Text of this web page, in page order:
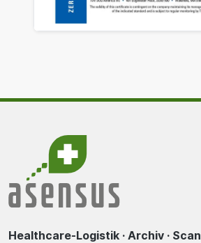
Healthcare-Logistik · Archiv · Scan